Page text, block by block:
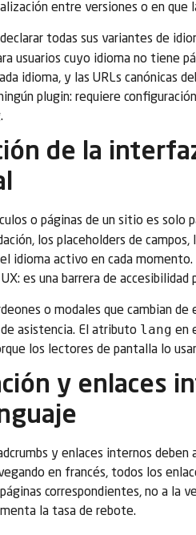
entre versiones o en que
declarar todas sus variantes de
usuarios cuyo idioma no tiene
idioma, y las URLs canónicas
plugin: requiere
de la
o páginas de un sitio es
los placeholders de
idioma activo en cada
es una barrera de
o modales que cambian
asistencia. El atributo lang en
los lectores de pantalla lo
y enlaces
y enlaces internos
en francés, todos los
correspondientes, no a la
la tasa de rebote.